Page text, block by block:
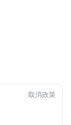
取消政策